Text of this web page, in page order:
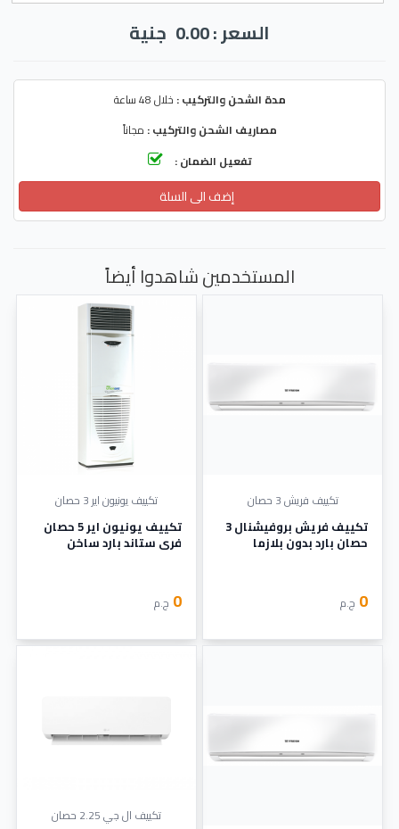
السعر : 0.00 جنية
مدة الشحن والتركيب : خلال 48 ساعة
مصاريف الشحن والتركيب : مجاناً
تفعيل الضمان :
إضف الى السلة
المستخدمين شاهدوا أيضاً
تكييف فريش 3 حصان
تكييف فريش بروفيشنال 3
حصان بارد بدون بلازما
0 ج.م
تكييف يونيون اير 3 حصان
تكييف يونيون اير 5 حصان
فري ستاند بارد ساخن
0 ج.م
تكييف ال جي 2.25 حصان